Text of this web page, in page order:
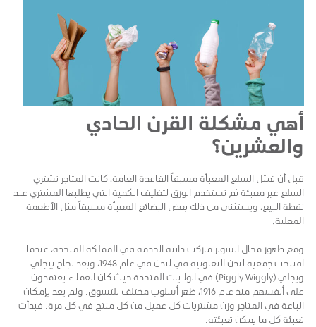
أهي مشكلة القرن الحادي
والعشرين؟
قبل أن تمثل السلع المعبأة مسبقاً القاعدة العامة، كانت المتاجر تشتري
السلع غير معبئة ثم تستخدم الورق لتغليف الكمية التي يطلبها المشتري عند
نقطة البيع، ويستثنى من ذلك بعض البضائع المعبأة مسبقاً مثل الأطعمة
المعلبة.
ومع ظهور محال السوبر ماركت ذاتية الخدمة في المملكة المتحدة، عندما
افتتحت جمعية لندن التعاونية في لندن في عام 1948، وبعد نجاح بيجلي
ويجلي (Piggly Wiggly) في الولايات المتحدة حيث كان العملاء يعتمدون
على أنفسهم منذ عام 1916، ظهر أسلوب مختلف للتسوق. ولم يعد بإمكان
الباعة في المتاجر وزن مشتريات كل عميل من كل منتج في كل مرة. فبدأت
تعبئة كل ما يمكن تعبئته.